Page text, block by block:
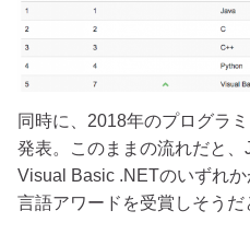
同時に、2018年のプログラ
発表。このままの流れだと、
Visual Basic .NETのいずれ
言語アワードを受賞しそうだ